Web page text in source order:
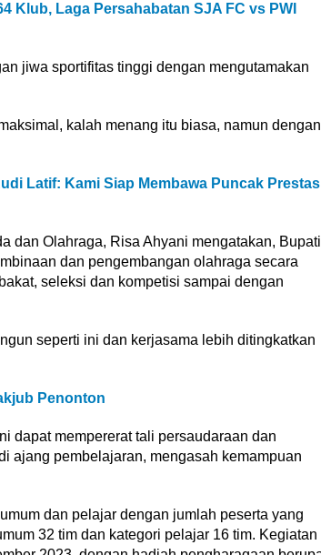
Klub, Laga Persahabatan SJA FC vs PWI
jiwa sportifitas tinggi dengan mengutamakan
kalah menang itu biasa, namun dengan
Latif: Kami Siap Membawa Puncak
dan Olahraga, Risa Ahyani mengatakan, Bupati
dan pengembangan olahraga secara
seleksi dan kompetisi sampai dengan
seperti ini dan kerjasama lebih ditingkatkan
Penonton
dapat mempererat tali persaudaraan dan
ajang pembelajaran, mengasah kemampuan
dan pelajar dengan jumlah peserta yang
32 tim dan kategori pelajar 16 tim. Kegiatan